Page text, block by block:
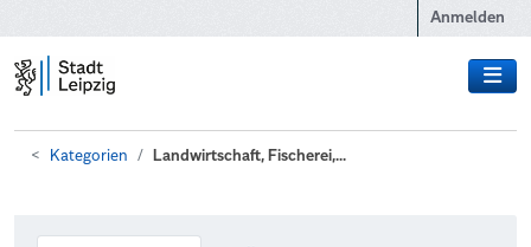
Anmelden
Kategorien Landwirtschaft, Fischerei,...